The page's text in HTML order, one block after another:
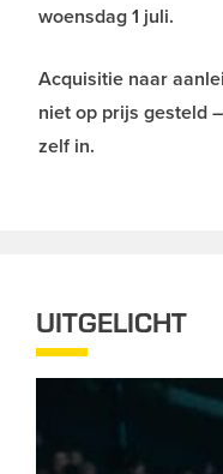
woensdag 1 juli.
Acquisitie naar
niet op prijs gesteld
zelf in.
UITGELICHT